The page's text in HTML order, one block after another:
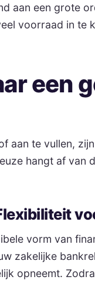
aan een grote
voorraad in te
een
aan te vullen,
hangt af van
vorm van
zakelijke
opneemt.